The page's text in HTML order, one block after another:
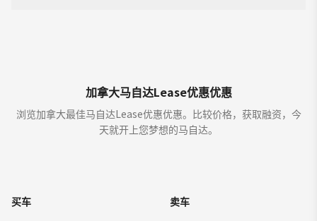
加拿大马自达Lease优惠优惠
浏览加拿大最佳马自达Lease优惠优惠。比较价格，获取融资，今
天就开上您梦想的马自达。
买车
卖车